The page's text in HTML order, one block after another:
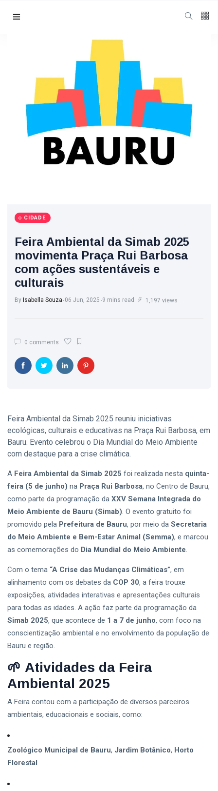
CIDADE
Feira Ambiental da Simab 2025
movimenta Praça Rui Barbosa
com ações sustentáveis e
culturais
By Isabella Souza 06 Jun, 2025 9 mins read 1,197 views
0 comments
Feira Ambiental da Simab 2025 reuniu iniciativas
ecológicas, culturais e educativas na Praça Rui Barbosa, em
Bauru. Evento celebrou o Dia Mundial do Meio Ambiente
com destaque para a crise climática.
A Feira Ambiental da Simab 2025 foi realizada nesta quinta-
feira (5 de junho) na Praça Rui Barbosa, no Centro de Bauru,
como parte da programação da XXV Semana Integrada do
Meio Ambiente de Bauru (Simab). O evento gratuito foi
promovido pela Prefeitura de Bauru, por meio da Secretaria
do Meio Ambiente e Bem-Estar Animal (Semma), e marcou
as comemorações do Dia Mundial do Meio Ambiente.
Com o tema “A Crise das Mudanças Climáticas”, em
alinhamento com os debates da COP 30, a feira trouxe
exposições, atividades interativas e apresentações culturais
para todas as idades. A ação faz parte da programação da
Simab 2025, que acontece de 1 a 7 de junho, com foco na
conscientização ambiental e no envolvimento da população de
Bauru e região.
🌱 Atividades da Feira
Ambiental 2025
A Feira contou com a participação de diversos parceiros
ambientais, educacionais e sociais, como:
Zoológico Municipal de Bauru, Jardim Botânico, Horto
Florestal